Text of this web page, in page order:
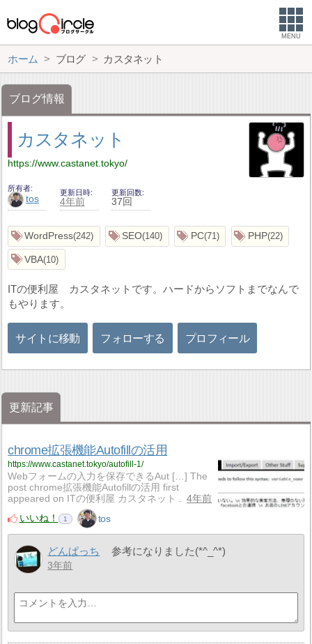
MENU
ホーム ブログ カスタネット
ブログ情報
カスタネット
https://www.castanet.tokyo/
所有者
tos
更新日時
4年前
更新回数
37回
WordPress 242 SEO 140 PC 71 PHP 22
VBA 10
ITの便利屋 カスタネットです。ハードからソフトまでなんで
もやります。
サイトに移動 フォローする プロフィール
更新記事
chrome拡張機能Autofillの活用
https://www.castanet.tokyo/autofill-1/
Webフォームの入力を保存できるAut […] The
post chrome拡張機能Autofillの活用 first
appeared on ITの便利屋 カスタネット . 4年前
いいね！
1 tos
どんぱっち 参考になりました(*^_^*)
3年前